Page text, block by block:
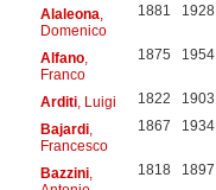
Alaleona
Domenico
1881 1928
Alfano,
Franco
1875 1954
Arditi, Luigi 1822 1903
Bajardi,
Francesco
1867 1934
Bazzini,
1818 1897